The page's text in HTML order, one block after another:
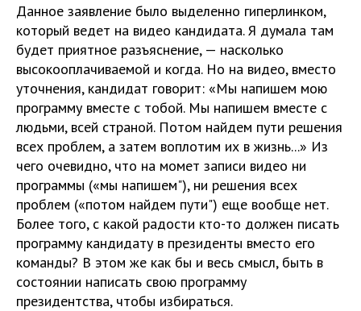
Данное заявление было выделенно гиперлинком,
который ведет на видео кандидата. Я думала там
будет приятное разъяснение, — насколько
высокооплачиваемой и когда. Но на видео, вместо
уточнения, кандидат говорит: «Мы напишем мою
программу вместе с тобой. Мы напишем вместе с
людьми, всей страной. Потом найдем пути решения
всех проблем, а затем воплотим их в жизнь...» Из
чего очевидно, что на момет записи видео ни
программы («мы напишем"), ни решения всех
проблем («потом найдем пути") еще вообще нет.
Более того, с какой радости кто-то должен писать
программу кандидату в президенты вместо его
команды? В этом же как бы и весь смысл, быть в
состоянии написать свою программу
президентства, чтобы избираться.